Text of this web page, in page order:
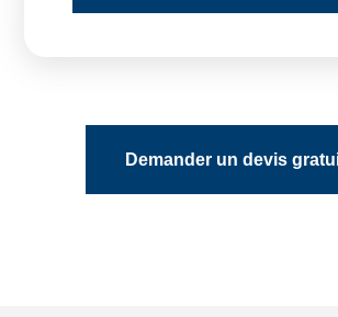
Demander un devis